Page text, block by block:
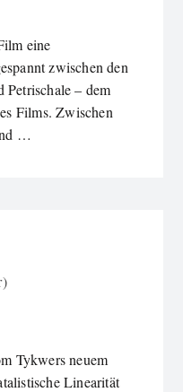
eine
zwischen den
Petrischale – dem
Films. Zwischen
…
Tykwers neuem
Linearität